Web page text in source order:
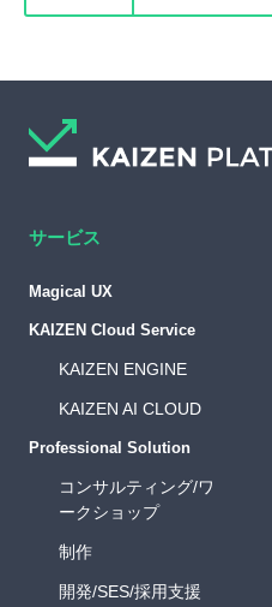
サービス
Magical UX
KAIZEN Cloud Service
KAIZEN ENGINE
KAIZEN AI CLOUD
Professional Solution
コンサルティング/ワ
ークショップ
制作
開発/SES/採用支援